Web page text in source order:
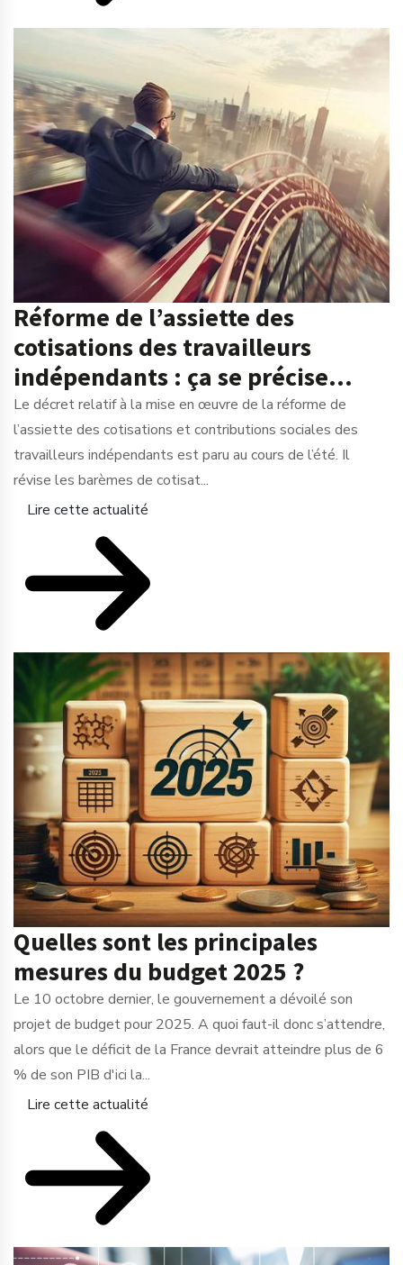
Réforme de l’assiette des
cotisations des travailleurs
indépendants : ça se précise…
Le décret relatif à la mise en œuvre de la réforme de
l’assiette des cotisations et contributions sociales des
travailleurs indépendants est paru au cours de l’été. Il
révise les barèmes de cotisat...
Lire cette actualité
Quelles sont les principales
mesures du budget 2025 ?
Le 10 octobre dernier, le gouvernement a dévoilé son
projet de budget pour 2025. A quoi faut-il donc s’attendre,
alors que le déficit de la France devrait atteindre plus de 6
% de son PIB d'ici la...
Lire cette actualité